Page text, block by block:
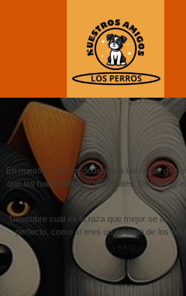
En nuestra sección dedicada a las razas de
que las hace únicas y especiales. Desde los
Descubre cuál es la raza que mejor se
perfecto, como si eres un amante de los